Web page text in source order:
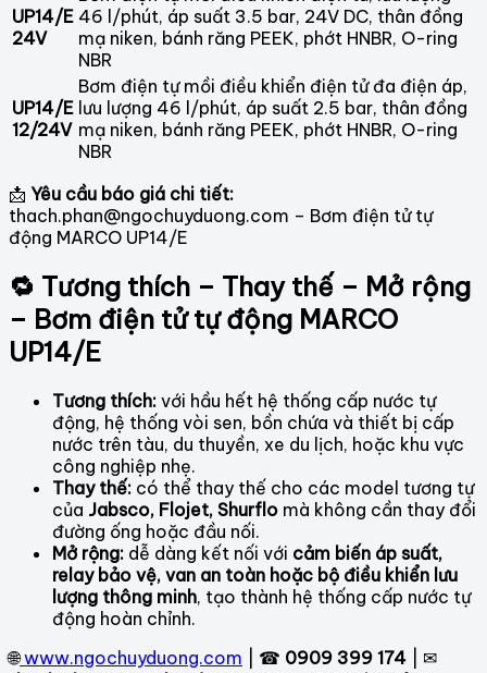
UP14/E
24V
46 l/phút, áp suất 3.5 bar, 24V DC, thân đồng
mạ niken, bánh răng PEEK, phớt HNBR, O-ring
NBR
UP14/E
12/24V
Bơm điện tự mồi điều khiển điện tử đa điện áp,
lưu lượng 46 l/phút, áp suất 2.5 bar, thân đồng
mạ niken, bánh răng PEEK, phớt HNBR, O-ring
NBR
📩 Yêu cầu báo giá chi tiết:
thach.phan@ngochuyduong.com – Bơm điện tử tự
động MARCO UP14/E
🔁 Tương thích – Thay thế – Mở rộng
– Bơm điện tử tự động MARCO
UP14/E
Tương thích: với hầu hết hệ thống cấp nước tự
động, hệ thống vòi sen, bồn chứa và thiết bị cấp
nước trên tàu, du thuyền, xe du lịch, hoặc khu vực
công nghiệp nhẹ.
Thay thế: có thể thay thế cho các model tương tự
của Jabsco, Flojet, Shurflo mà không cần thay đổi
đường ống hoặc đầu nối.
Mở rộng: dễ dàng kết nối với cảm biến áp suất,
relay bảo vệ, van an toàn hoặc bộ điều khiển lưu
lượng thông minh, tạo thành hệ thống cấp nước tự
động hoàn chỉnh.
🌐 www.ngochuyduong.com | ☎ 0909 399 174 | ✉